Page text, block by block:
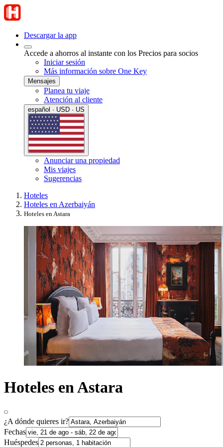
Descargar la app
Accede a ahorros al instante con los Precios para socios
Iniciar sesión
Más información sobre One Key
Mensajes
Planea tu viaje
Atención al cliente
español · USD · US
Anunciar una propiedad
Mis viajes
Sugerencias
Hoteles
Hoteles en Azerbaiyán
Hoteles en Astara
Hoteles en Astara
¿A dónde quieres ir?
Fechas
Huéspedes